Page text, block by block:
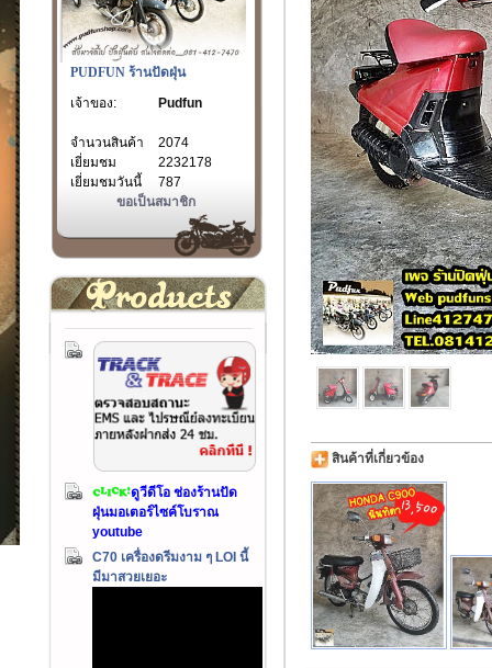
PUDFUN ร้านปัดฝุ่น
เจ้าของ:
Pudfun
จำนวนสินค้า
2074
เยี่ยมชม
2232178
เยี่ยมชมวันนี้
787
ขอเป็นสมาชิก
ดูวีดีโอ ช่องร้านปัด
ฝุ่นมอเตอร์ไซค์โบราณ
youtube
C70 เครื่องดรีมงาม ๆ LOI นี้
มีมาสวยเยอะ
สินค้าที่เกี่ยวข้อง